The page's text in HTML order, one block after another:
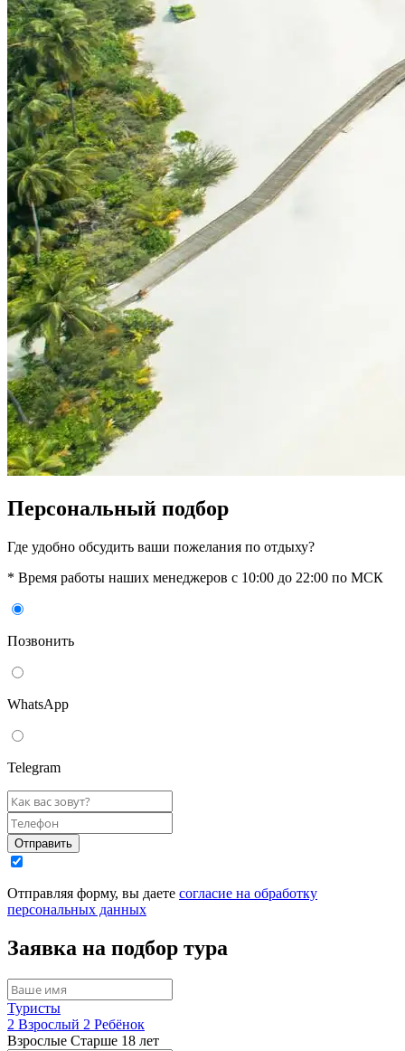
Персональный подбор
Где удобно обсудить ваши пожелания по отдыху?
* Время работы наших менеджеров с 10:00 до 22:00 по МСК
Позвонить
WhatsАpp
Telegram
Отправить
Отправляя форму, вы даете согласие на обработку
персональных данных
Заявка на подбор тура
Туристы
2 Взрослый 2 Ребёнок
Взрослые Старше 18 лет